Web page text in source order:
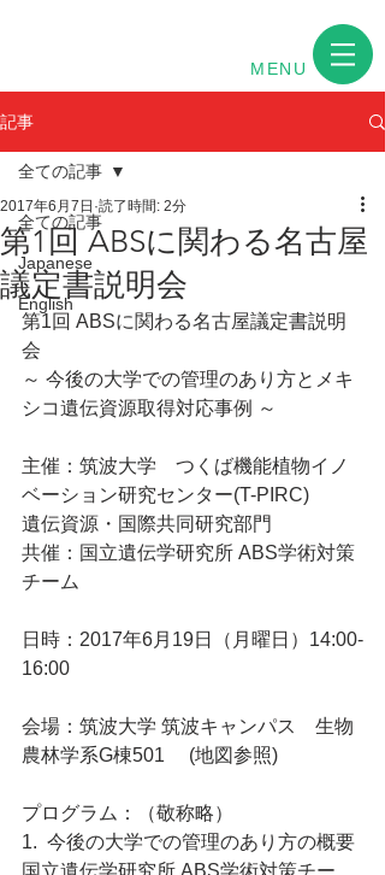
MENU
記事
全ての記事
Japanese
English
全ての記事
第1回 ABSに関わる名古屋
議定書説明会
2017年6月7日 読了時間: 2分
第1回 ABSに関わる名古屋議定書説明
会
～ 今後の大学での管理のあり方とメキ
シコ遺伝資源取得対応事例 ～
主催：筑波大学　つくば機能植物イノ
ベーション研究センター(T-PIRC)
遺伝資源・国際共同研究部門
共催：国立遺伝学研究所 ABS学術対策
チーム
日時：2017年6月19日（月曜日）14:00-
16:00
会場：筑波大学 筑波キャンパス　生物
農林学系G棟501　 (地図参照)
プログラム：（敬称略）
1.  今後の大学での管理のあり方の概要
国立遺伝学研究所 ABS学術対策チー